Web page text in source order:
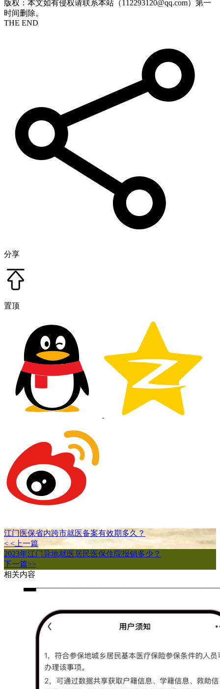
版权：本文如有侵权请联系本站（112293120@qq.com）第一
时间删除。
THE END
分享
置顶
江门医保省内跨市就医备案有效期多久？
< <上一篇
2023年江门异地就医居民医保住院报销多少？
下一篇>>
相关内容